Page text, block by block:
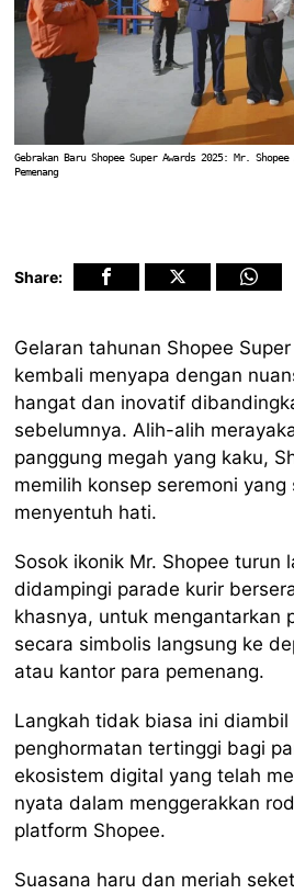
Gebrakan Baru Shopee Super Awards 2025: Mr.
Pemenang
Share:
Gelaran tahunan Shopee
kembali menyapa dengan
hangat dan inovatif
sebelumnya. Alih-alih
panggung megah yang kaku,
memilih konsep seremoni
menyentuh hati.
Sosok ikonik Mr. Shopee turun
didampingi parade kurir
khasnya, untuk mengantarkan
secara simbolis langsung ke
atau kantor para pemenang.
Langkah tidak biasa ini
penghormatan tertinggi bagi
ekosistem digital yang telah
nyata dalam menggerakkan
platform Shopee.
Suasana haru dan meriah